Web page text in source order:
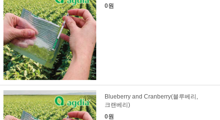
0원
Blueberry and Cranberry(블루베리,
크랜베리)
0원